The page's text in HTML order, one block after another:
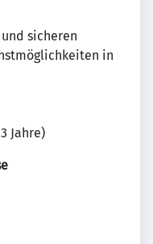
sicheren
in
Jahre)